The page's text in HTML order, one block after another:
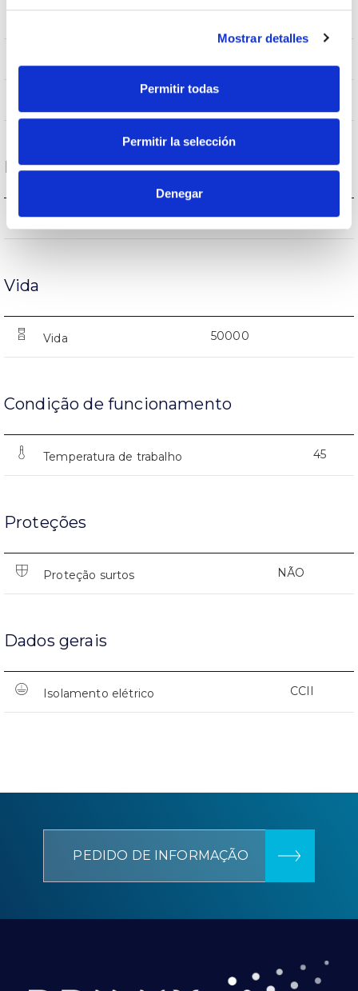
Mostrar detalles
Permitir todas
Permitir la selección
Denegar
Desempenho
Fluxo (lm) 4315lm
Vida
Vida 50000
Condição de funcionamento
Temperatura de trabalho 45
Proteções
Proteção surtos NÃO
Dados gerais
Isolamento elétrico CCII
PEDIDO DE INFORMAÇÃO